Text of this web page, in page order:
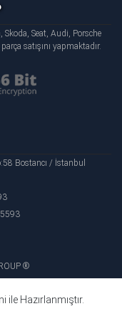
Seat, Audi, Porsche
satışını yapmaktadır.
Bostancı / İstanbul
®
ile Hazırlanmıştır.